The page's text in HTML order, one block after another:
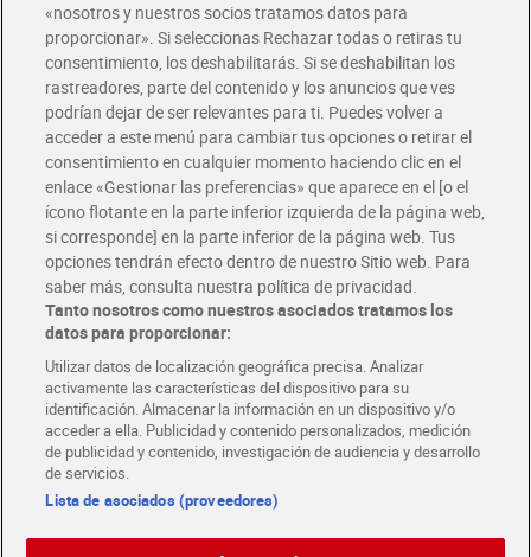
Glovo y Uber Eats
Solicita tu factura de Glovo o Uber Eats
Únete al CLUB Dia
Disfruta las ventajas y ofertas exclusivas.
Descárgate la APP Dia
Folletos y Tiendas
Descubre las mejores ofertas y busca tu tienda más cercana
Tarjeta MaX Dia
Te devuelve hasta 8€/mes de tus compras.
¡Solicita tu tarjeta de crédito aquí!
COMER MEJOR CADA DIA
COLABORA CON DIA ABRE TU TIENDA DIA CORPORATE
«nosotros y nuestros socios tratamos datos para
proporcionar». Si seleccionas Rechazar todas o retiras tu
consentimiento, los deshabilitarás. Si se deshabilitan los
rastreadores, parte del contenido y los anuncios que ves
podrían dejar de ser relevantes para ti. Puedes volver a
acceder a este menú para cambiar tus opciones o retirar el
consentimiento en cualquier momento haciendo clic en el
enlace «Gestionar las preferencias» que aparece en el [o el
ícono flotante en la parte inferior izquierda de la página web,
si corresponde] en la parte inferior de la página web. Tus
opciones tendrán efecto dentro de nuestro Sitio web. Para
saber más, consulta nuestra política de privacidad.
Tanto nosotros como nuestros asociados tratamos los
datos para proporcionar:
Utilizar datos de localización geográfica precisa. Analizar
activamente las características del dispositivo para su
identificación. Almacenar la información en un dispositivo y/o
acceder a ella. Publicidad y contenido personalizados, medición
de publicidad y contenido, investigación de audiencia y desarrollo
de servicios.
Lista de asociados (proveedores)